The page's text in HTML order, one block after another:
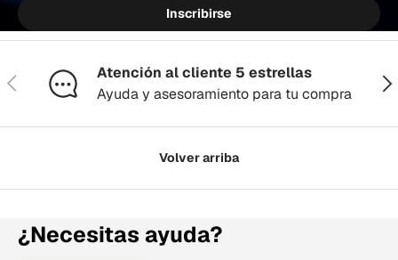
Inscribirse
Anterior
Atención al cliente 5 estrellas
Ayuda y asesoramiento para tu compra
Volver arriba
¿Necesitas ayuda?